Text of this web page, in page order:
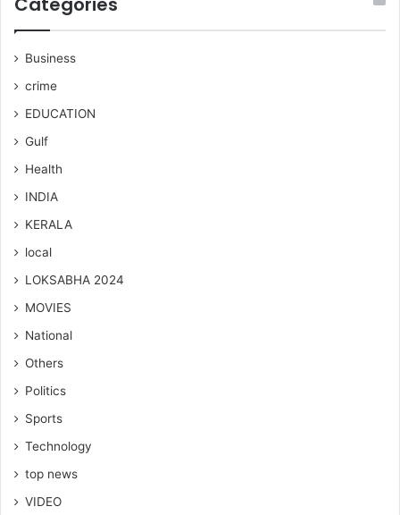
Business
crime
EDUCATION
Gulf
Health
INDIA
KERALA
local
LOKSABHA 2024
MOVIES
National
Others
Politics
Sports
Technology
top news
VIDEO